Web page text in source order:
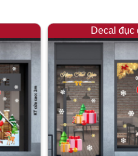
Decal đục